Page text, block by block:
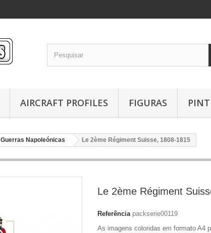
AIRCRAFT PROFILES FIGURAS
Guerras Napoleónicas Le 2ème Régiment Suisse, 1808-1815
Le 2ème Régiment
Referência packserie00119
As imagens coloridas em formato A4